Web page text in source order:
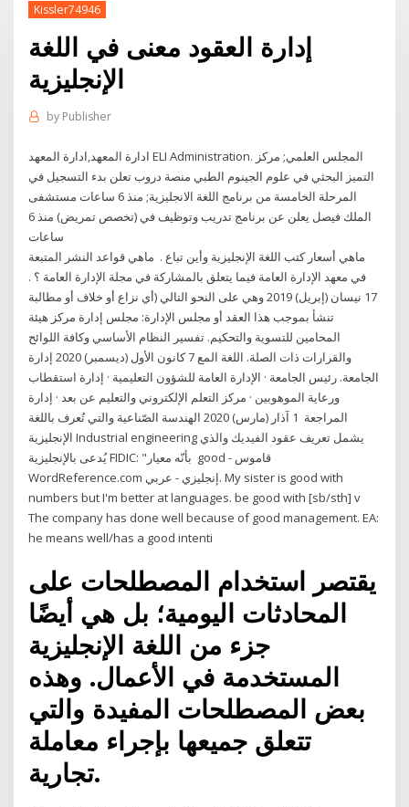
Kissler74946
إدارة العقود معنى في اللغة
الإنجليزية
by Publisher
ادارة المعهد,ادارة المعهد ELI Administration. المجلس العلمي; مركز
التميز البحثي في علوم الجينوم الطبي منصة دروب تعلن بدء التسجيل في
المرحلة الخامسة من برنامج اللغة الانجليزية; منذ 6 ساعات مستشفى
الملك فيصل يعلن عن برنامج تدريب وتوظيف في (تخصص تمريض) منذ 6
ساعات
ماهي أسعار كتب اللغة الإنجليزية وأين تباع ​​​​​​. ​ ماهي قواعد النشر المتبعة
في معهد الإدارة العامة فيما يتعلق بالمشاركة في مجلة الإدارة العامة ؟ ​​​​​​.
17 نيسان (إبريل) 2019 وهي على النحو التالي (أي نزاع أو خلاف أو مطالبة
تنشأ بموجب هذا العقد أو مجلس الإدارة: مجلس إدارة مركز هيئة
المحامين للتسوية والتحكيم. تفسير النظام الأساسي وكافة اللوائح
والقرارات ذات الصلة. اللغة المع 7 كانون الأول (ديسمبر) 2020 إدارة
الجامعة. رئيس الجامعة · الإدارة العامة للشؤون التعليمية · إدارة استقطاب
ورعاية الموهوبين · مركز التعلم الإلكتروني والتعليم عن بعد · إدارة
المراجعة 1 آذار (مارس) 2020 الهندسة الصّناعية والتي تُعرف باللغة
الإنجليزية Industrial engineering يشمل تعريف عقود الفيديك والذي
يُدعى بالإنجليزية FIDIC: "بأنّه معيار good - قاموس
WordReference.com إنجليزي - عربي. My sister is good with
numbers but I'm better at languages. be good with [sb/sth] v
The company has done well because of good management. EA:
he means well/has a good intenti
يقتصر استخدام المصطلحات على
المحادثات اليومية؛ بل هي أيضًا
جزء من اللغة الإنجليزية
المستخدمة في الأعمال. وهذه
بعض المصطلحات المفيدة والتي
تتعلق جميعها بإجراء معاملة
تجارية.